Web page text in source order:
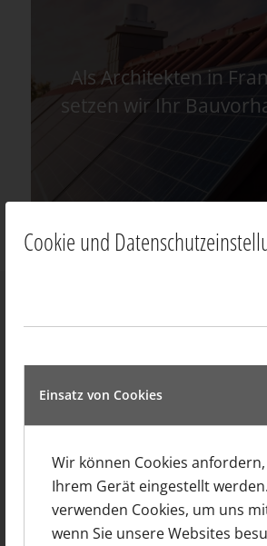
Cookie und
Einsatz von Cookies
Wir können Cookies
Ihrem Gerät eingestellt
verwenden Cookies, um uns
wenn Sie unsere Websites
Als Architekten in
setzen wir Ihr
News